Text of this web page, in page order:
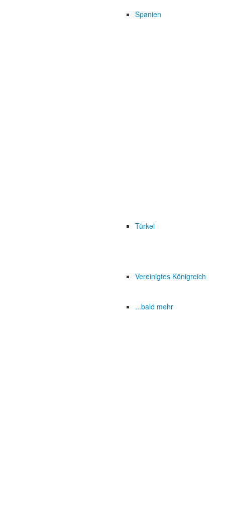
Spanien
Türkei
Vereinigtes Königreich
...bald mehr